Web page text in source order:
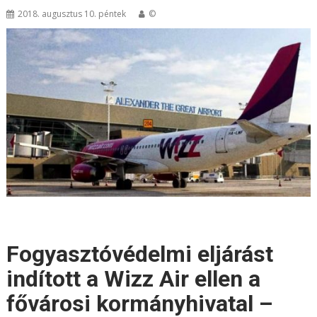
2018. augusztus 10. péntek ©
Fogyasztóvédelmi eljárást
indított a Wizz Air ellen a
fővárosi kormányhivatal –